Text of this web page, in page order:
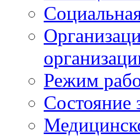
Режим
Состояние